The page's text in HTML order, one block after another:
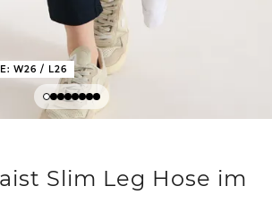
W26 / L26
Slim Leg Hose im